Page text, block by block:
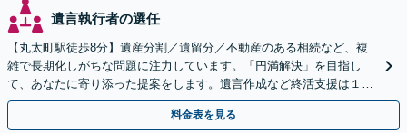
遺言執行者の選任
【丸太町駅徒歩8分】遺産分割／遺留分／不動産のある相続など、複
雑で長期化しがちな問題に注力しています。「円満解決」を目指し
て、あなたに寄り添った提案をします。遺言作成など終活支援は１１
万円（税込）〜。【明瞭会計・スピード対応】【他士業連携】
料金表を見る